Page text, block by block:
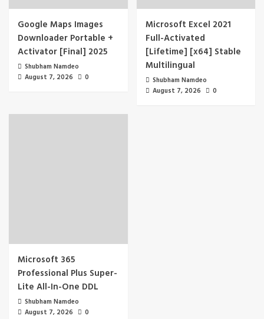
Google Maps Images
Downloader Portable +
Activator [Final] 2025
Shubham Namdeo
August 7, 2026
0
Microsoft Excel 2021
Full-Activated
[Lifetime] [x64] Stable
Multilingual
Shubham Namdeo
August 7, 2026
0
Microsoft 365
Professional Plus Super-
Lite All-In-One DDL
Shubham Namdeo
August 7, 2026
0